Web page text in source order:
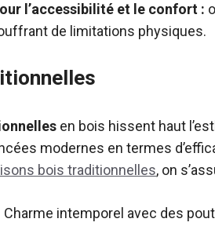
l’accessibilité et le confort :
de limitations physiques.
en bois hissent haut
modernes en termes
bois traditionnelles, on
Charme intemporel avec des